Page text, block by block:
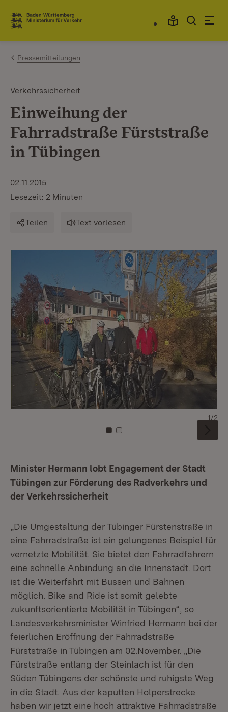
Zum Inhalt springen
Link zur Startseite
Pressemitteilungen
Verkehrssicherheit
Einweihung der
Fahrradstraße Fürststraße
in Tübingen
02.11.2015
Lesezeit: 2 Minuten
Teilen Text vorlesen
Zu Kachel: 0
Zu Kachel: 1
1/2
Minister Hermann lobt Engagement der Stadt
Tübingen zur Förderung des Radverkehrs und
der Verkehrssicherheit
„Die Umgestaltung der Tübinger Fürstenstraße in
eine Fahrradstraße ist ein gelungenes Beispiel für
vernetzte Mobilität. Sie bietet den Fahrradfahrern
eine schnelle Anbindung an die Innenstadt. Dort
ist die Weiterfahrt mit Bussen und Bahnen
möglich. Bike and Ride ist somit gelebte
zukunftsorientierte Mobilität in Tübingen“, so
Landesverkehrsminister Winfried Hermann bei der
feierlichen Eröffnung der Fahrradstraße
Fürststraße in Tübingen am 02.November. „Die
Fürststraße entlang der Steinlach ist für den
Süden Tübingens der schönste und ruhigste Weg
in die Stadt. Aus der kaputten Holperstrecke
haben wir jetzt eine hoch attraktive Fahrradstraße